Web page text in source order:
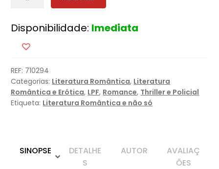
Mortal
Disponibilidade: Imediata
REF: 710294
Categorias: Literatura Romântica, Literatura
Romântica e Erótica, LPF, Romance, Thriller e Policial
Etiqueta: Literatura Romântica e não só
SINOPSE
DETALHE
S
AUTOR
AVALIAÇ
ÕES